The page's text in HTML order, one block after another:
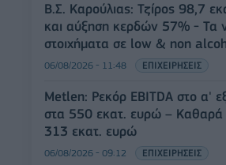
Β.Σ. Καρούλιας: Τζίρος 98,7
και αύξηση κερδών 57% - Τα
στοιχήματα σε low & non
06/08/2026 - 11:48 ΕΠΙΧΕΙΡΗΣΕΙΣ
Metlen: Ρεκόρ EBITDA στο α'
στα 550 εκατ. ευρώ – Καθαρά
313 εκατ. ευρώ
06/08/2026 - 09:12 ΕΠΙΧΕΙΡΗΣΕΙΣ